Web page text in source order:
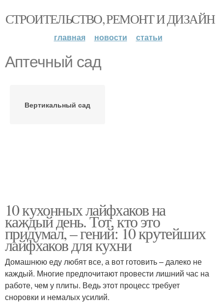
СТРОИТЕЛЬСТВО, РЕМОНТ И ДИЗАЙН
главная новости статьи
Аптечный сад
Вертикальный сад
10 кухонных лайфхаков на
каждый день. Тот, кто это
придумал, – гений: 10 крутейших
лайфхаков для кухни
Домашнюю еду любят все, а вот готовить – далеко не
каждый. Многие предпочитают провести лишний час на
работе, чем у плиты. Ведь этот процесс требует
сноровки и немалых усилий.